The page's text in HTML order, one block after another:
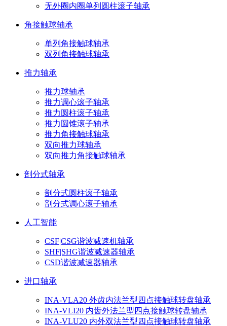
无外圈内圈单列圆柱滚子轴承
角接触球轴承
单列角接触球轴承
双列角接触球轴承
推力轴承
推力球轴承
推力调心滚子轴承
推力圆柱滚子轴承
推力圆锥滚子轴承
推力角接触球轴承
双向推力球轴承
双向推力角接触球轴承
剖分式轴承
剖分式圆柱滚子轴承
剖分式调心滚子轴承
人工智能
CSF|CSG谐波减速机轴承
SHF|SHG谐波减速器轴承
CSD谐波减速器轴承
进口轴承
INA-VLA20 外齿内法兰型四点接触球转盘轴承
INA-VLI20 内齿外法兰型四点接触球转盘轴承
INA-VLU20 内外双法兰型四点接触球转盘轴承